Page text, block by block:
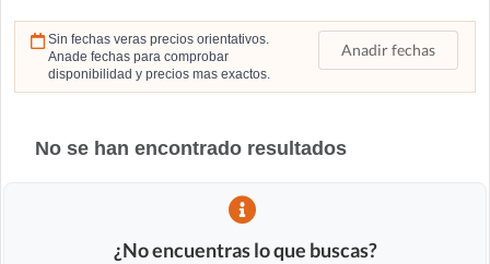
Sin fechas veras precios orientativos.
Anade fechas para comprobar
disponibilidad y precios mas exactos.
Anadir fechas
No se han encontrado resultados
¿No encuentras lo que buscas?